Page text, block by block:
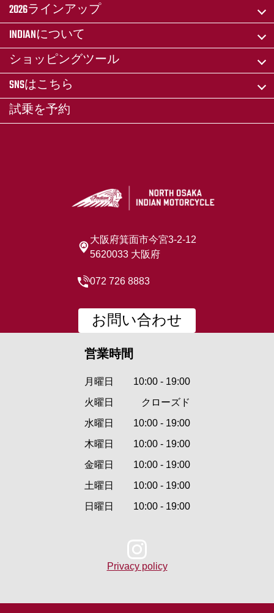
2026ラインアップ
INDIANについて
ショッピングツール
SNSはこちら
試乗を予約
大阪府箕面市今宮3-2-12
5620033 大阪府
072 726 8883
お問い合わせ
営業時間
月曜日
10:00 - 19:00
火曜日
クローズド
水曜日
10:00 - 19:00
木曜日
10:00 - 19:00
金曜日
10:00 - 19:00
土曜日
10:00 - 19:00
日曜日
10:00 - 19:00
Privacy policy